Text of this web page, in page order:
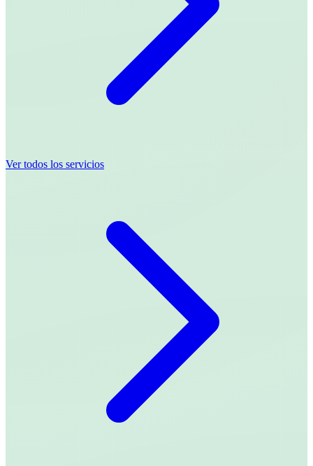
Ver todos los servicios